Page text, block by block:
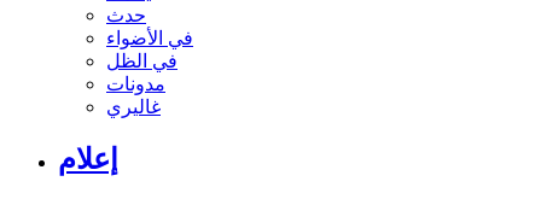
حدث
في الأضواء
في الظل
مدونات
غاليري
إعلام